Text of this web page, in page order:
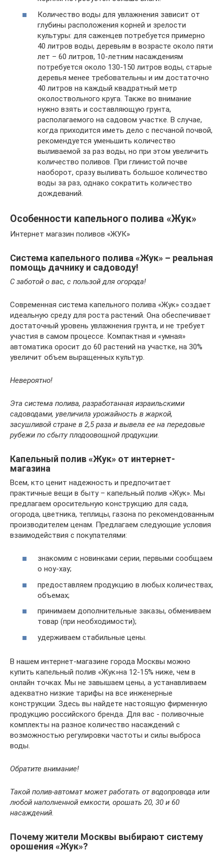
Количество воды для увлажнения зависит от
глубины расположения корней и зрелости
культуры: для саженцев потребуется примерно
40 литров воды, деревьям в возрасте около пяти
лет – 60 литров, 10-летним насаждениям
потребуется около 130-150 литров воды, старые
деревья менее требовательны и им достаточно
40 литров на каждый квадратный метр
околоствольного круга. Также во внимание
нужно взять и составляющую грунта,
располагаемого на садовом участке. В случае,
когда приходится иметь дело с песчаной почвой,
рекомендуется уменьшить количество
выливаемой за раз воды, но при этом увеличить
количество поливов. При глинистой почве
наоборот, сразу выливать большое количество
воды за раз, однако сократить количество
дождеваний.
Особенности капельного полива «Жук»
Интернет магазин поливов «ЖУК»
Система капельного полива «Жук» – реальная
помощь дачнику и садоводу!
С заботой о вас, с пользой для огорода!
Современная система капельного полива «Жук» создает
идеальную среду для роста растений. Она обеспечивает
достаточный уровень увлажнения грунта, и не требует
участия в самом процессе. Компактная и «умная»
автоматика оросит до 60 растений на участке, на 30%
увеличит объем выращенных культур.
Невероятно!
Эта система полива, разработанная израильскими
садоводами, увеличила урожайность в жаркой,
засушливой стране в 2,5 раза и вывела ее на передовые
рубежи по сбыту плодоовощной продукции.
Капельный полив «Жук» от интернет-
магазина
Всем, кто ценит надежность и предпочитает
практичные вещи в быту – капельный полив «Жук». Мы
предлагаем оросительную конструкцию для сада,
огорода, цветника, теплицы, газона по рекомендованным
производителем ценам. Предлагаем следующие условия
взаимодействия с покупателями:
знакомим с новинками серии, первыми сообщаем
о ноу-хау;
предоставляем продукцию в любых количествах,
объемах;
принимаем дополнительные заказы, обмениваем
товар (при необходимости);
удерживаем стабильные цены.
В нашем интернет-магазине города Москвы можно
купить капельный полив «Жук»на 12-15% ниже, чем в
онлайн точках. Мы не завышаем цены, а устанавливаем
адекватно низкие тарифы на все инженерные
конструкции. Здесь вы найдете настоящую фирменную
продукцию российского бренда. Для вас ‑ поливочные
комплекты на разное количество насаждений с
возможностью регулировки частоты и силы выброса
воды.
Обратите внимание!
Такой полив-автомат может работать от водопровода или
любой наполненной емкости, орошать 20, 30 и 60
насаждений.
Почему жители Москвы выбирают систему
орошения «Жук»?